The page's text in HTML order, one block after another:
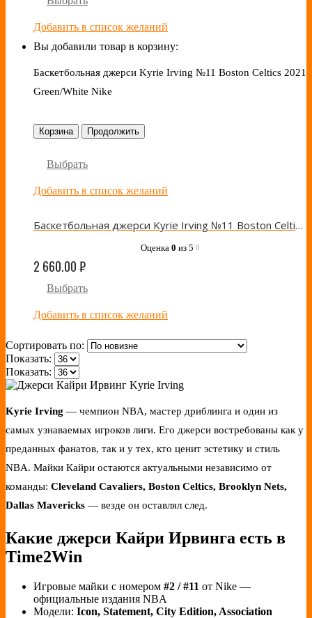
Добавить в список желаний
Вы добавили товар в корзину:
Баскетбольная джерси Kyrie Irving №11 Boston Celtics 2021
Green/White Nike
Корзина Продолжить
Выбрать
Добавить в список желаний
Баскетбольная джерси Kyrie Irving №11 Boston Celtics 2021 Green/White Nike
Оценка 0 из 5 0
2 660.00₽
Выбрать
Добавить в список желаний
Сортировать по:
Показать:
Показать:
Kyrie Irving — чемпион NBA, мастер дриблинга и один из
самых узнаваемых игроков лиги. Его джерси востребованы как у
преданных фанатов, так и у тех, кто ценит эстетику и стиль
NBA. Майки Кайри остаются актуальными независимо от
команды: Cleveland Cavaliers, Boston Celtics, Brooklyn Nets,
Dallas Mavericks — везде он оставлял след.
Какие джерси Кайри Ирвинга есть в
Time2Win
Игровые майки с номером #2 / #11 от Nike —
официальные издания NBA
Модели: Icon, Statement, City Edition, Association